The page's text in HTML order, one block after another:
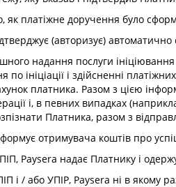
як платіжне доручення було
(авторизує)
надання послуги
по ініціації і здійсненні
платника. Разом з цією
і, в певних випадках
Платника, разом з
отримувача коштів про
Paysera надає Платнику і
і / або УПІР, Paysera ні в якому